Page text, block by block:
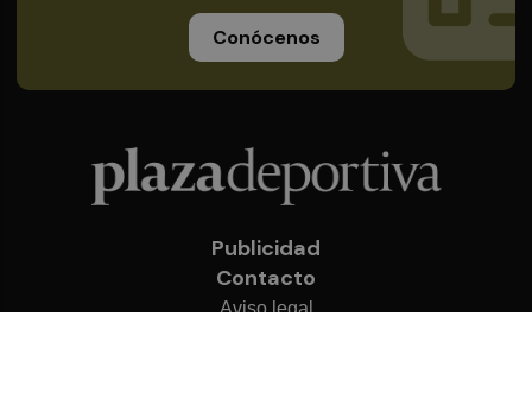
Conócenos
Publicidad
Contacto
Aviso legal